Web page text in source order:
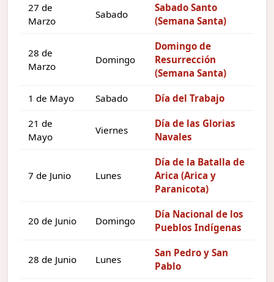
27 de
Marzo
Sabado
Sabado Santo
(Semana Santa)
28 de
Marzo
Domingo
Domingo de
Resurrección
(Semana Santa)
1 de Mayo Sabado Día del Trabajo
21 de
Mayo
Viernes
Día de las Glorias
Navales
7 de Junio Lunes
Día de la Batalla de
Arica (Arica y
Paranicota)
20 de Junio Domingo
Día Nacional de los
Pueblos Indígenas
28 de Junio Lunes
San Pedro y San
Pablo